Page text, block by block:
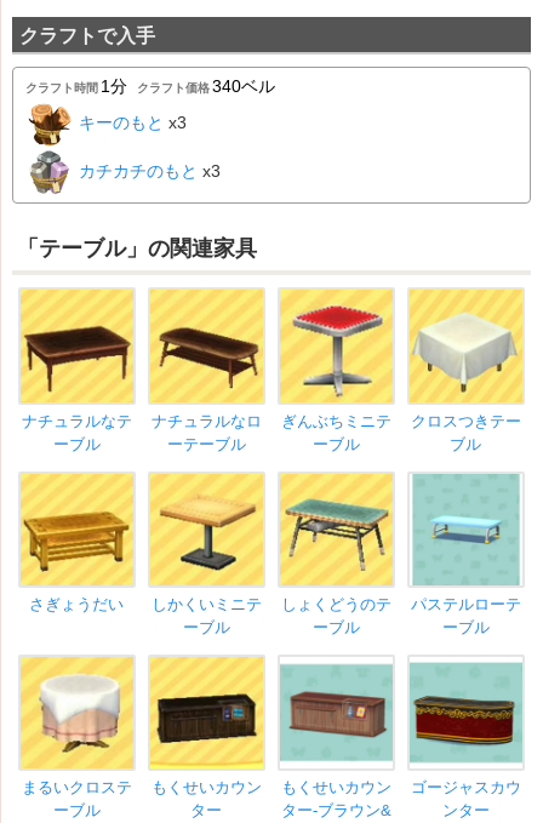
クラフトで入手
クラフト時間 1分 クラフト価格340ベル
キーのもと x3
カチカチのもと x3
「テーブル」の関連家具
ナチュラルなテ
ーブル
ナチュラルなロ
ーテーブル
ぎんぶちミニテ
ーブル
クロスつきテー
ブル
さぎょうだい
しかくいミニテ
ーブル
しょくどうのテ
ーブル
パステルローテ
ーブル
まるいクロステ
ーブル
もくせいカウン
ター
もくせいカウン
ター-ブラウン&
ゴージャスカウ
ンター